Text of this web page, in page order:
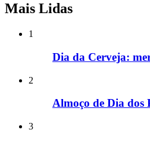
Mais Lidas
1
Dia da Cerveja:
2
Almoço de Dia dos
3